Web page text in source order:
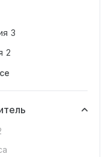
3
2